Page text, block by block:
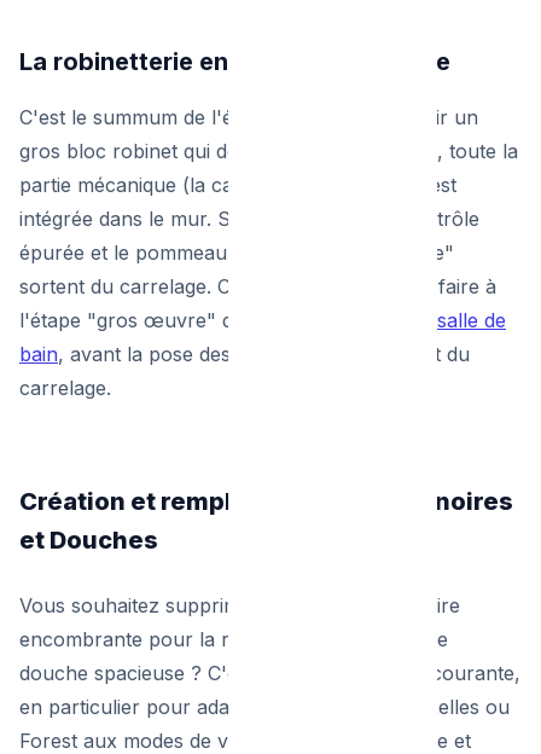
La robinetterie encastrée de douche
C'est le summum de l'élégance. Au lieu d'avoir un
gros bloc robinet qui dépasse dans la douche, toute la
partie mécanique (la cartouche de mélange) est
intégrée dans le mur. Seules la plaque de contrôle
épurée et le pommeau supérieur "ciel de pluie"
sortent du carrelage. Cette installation doit se faire à
l'étape "gros œuvre" de votre
rénovation de salle de
bain, avant la pose des panneaux étanches et du
carrelage.
Création et remplacement de Baignoires
et Douches
Vous souhaitez supprimer votre vieille baignoire
encombrante pour la remplacer par une vaste
douche spacieuse ? C'est une demande très courante,
en particulier pour adapter les logements d'Ixelles ou
Forest aux modes de vie actuels (gain de place et